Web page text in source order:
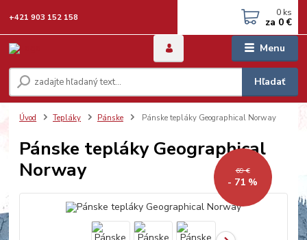
Menu
Hľadať
+421 903 152 158 0 ks
za 0 €
Úvod Tepláky Pánske Pánske tepláky Geographical Norway
Pánske tepláky Geographical
Norway
69 €
- 71 %